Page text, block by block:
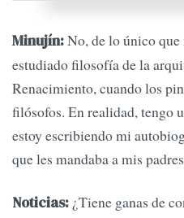
Minujín:No, de lo único que
estudiado filosofía de la
Renacimiento, cuando los
filósofos. En realidad, tengo
estoy escribiendo mi
que les mandaba a mis
Noticias: ¿Tiene ganas de